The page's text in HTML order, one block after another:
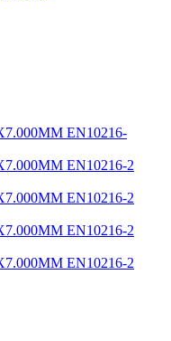
EN10216-
EN10216-2
EN10216-2
EN10216-2
EN10216-2